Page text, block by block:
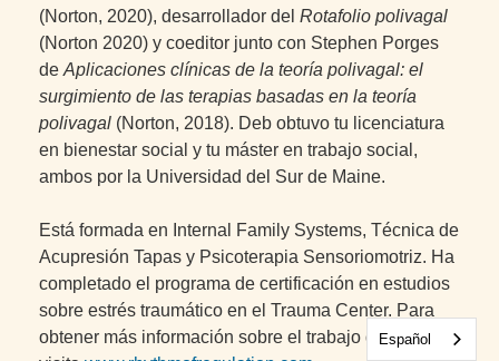
(Norton, 2020), desarrollador del Rotafolio polivagal
(Norton 2020) y coeditor junto con Stephen Porges
de Aplicaciones clínicas de la teoría polivagal: el
surgimiento de las terapias basadas en la teoría
polivagal (Norton, 2018). Deb obtuvo tu licenciatura
en bienestar social y tu máster en trabajo social,
ambos por la Universidad del Sur de Maine.
Está formada en Internal Family Systems, Técnica de
Acupresión Tapas y Psicoterapia Sensoriomotriz. Ha
completado el programa de certificación en estudios
sobre estrés traumático en el Trauma Center. Para
obtener más información sobre el trabajo de Deb,
Español